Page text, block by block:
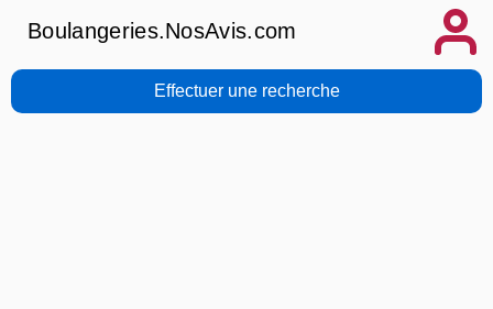
Boulangeries.NosAvis.com
Effectuer une recherche